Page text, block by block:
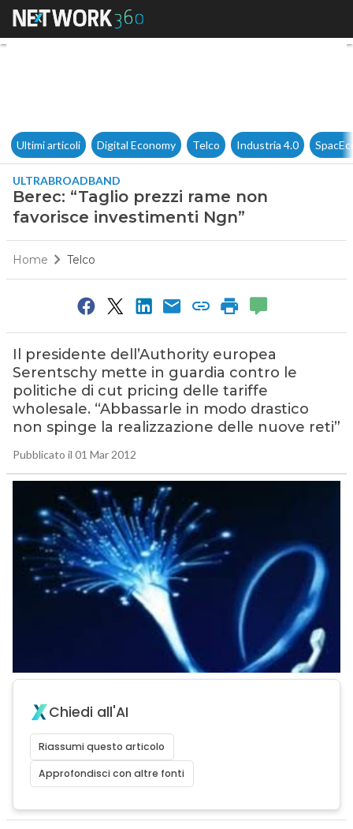
Berec: “Taglio prezzi rame
Ultimi articoli Digital Economy Telco Industria 4.0
ULTRABROADBAND
Berec: “Taglio prezzi rame non
favorisce investimenti Ngn”
Home Telco
Il presidente dell’Authority europea
Serentschy mette in guardia contro le
politiche di cut pricing delle tariffe
wholesale. “Abbassarle in modo drastico
non spinge la realizzazione delle nuove reti”
Pubblicato il 01 Mar 2012
Chiedi all'AI
Riassumi questo articolo
Approfondisci con altre fonti